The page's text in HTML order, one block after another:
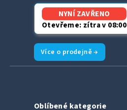
NYNÍ ZAVŘENO
Otevřeme: zítra v 08:00
Více o prodejně →
Oblíbené kategorie